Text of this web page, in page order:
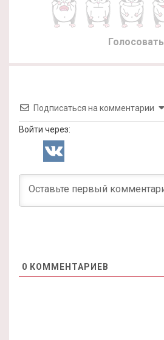
Голосовать
Подписаться на комментарии
Войти через:
0 КОММЕНТАРИЕВ